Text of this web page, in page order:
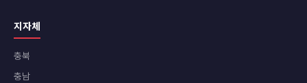
지자체
충북
충남